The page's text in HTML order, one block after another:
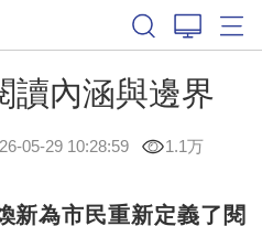
讀內涵與邊界
05-29 10:28:59 1.1万
為市民重新定義了閱